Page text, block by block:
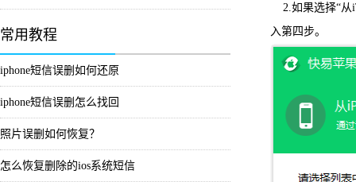
常用教程
iphone短信误删如何还原
iphone短信误删怎么找回
照片误删如何恢复？
怎么恢复删除的ios系统短信
2.如果选择“从
入第四步。